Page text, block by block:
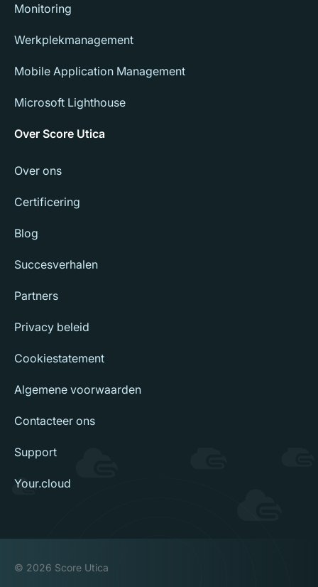
Monitoring
Werkplekmanagement
Mobile Application Management
Microsoft Lighthouse
Over Score Utica
Over ons
Certificering
Blog
Succesverhalen
Partners
Privacy beleid
Cookiestatement
Algemene voorwaarden
Contacteer ons
Support
Your.cloud
© 2026 Score Utica